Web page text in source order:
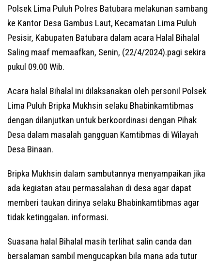
Polsek Lima Puluh Polres Batubara melakunan sambang
ke Kantor Desa Gambus Laut, Kecamatan Lima Puluh
Pesisir, Kabupaten Batubara dalam acara Halal Bihalal
Saling maaf memaafkan, Senin, (22/4/2024).pagi sekira
pukul 09.00 Wib.
Acara halal Bihalal ini dilaksanakan oleh personil Polsek
Lima Puluh Bripka Mukhsin selaku Bhabinkamtibmas
dengan dilanjutkan untuk berkoordinasi dengan Pihak
Desa dalam masalah gangguan Kamtibmas di Wilayah
Desa Binaan.
Bripka Mukhsin dalam sambutannya menyampaikan jika
ada kegiatan atau permasalahan di desa agar dapat
memberi taukan dirinya selaku Bhabinkamtibmas agar
tidak ketinggalan. informasi.
Suasana halal Bihalal masih terlihat salin canda dan
bersalaman sambil mengucapkan bila mana ada tutur